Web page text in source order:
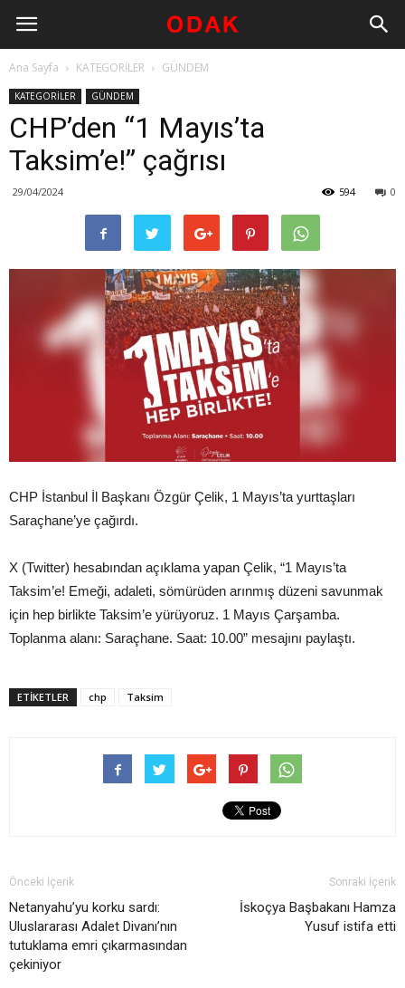
Ana Sayfa KATEGORİLER GÜNDEM
KATEGORİLER GÜNDEM
CHP’den “1 Mayıs’ta
Taksim’e!” çağrısı
29/04/2024 0
594
CHP İstanbul İl Başkanı Özgür Çelik, 1 Mayıs’ta yurttaşları
Saraçhane’ye çağırdı.
X (Twitter) hesabından açıklama yapan Çelik, “1 Mayıs’ta
Taksim’e! Emeği, adaleti, sömürüden arınmış düzeni savunmak
için hep birlikte Taksim’e yürüyoruz. 1 Mayıs Çarşamba.
Toplanma alanı: Saraçhane. Saat: 10.00” mesajını paylaştı.
ETIKETLER chp Taksim
Önceki İçerik
Netanyahu’yu korku sardı:
Uluslararası Adalet Divanı’nın
tutuklama emri çıkarmasından
çekiniyor
Sonraki İçerik
İskoçya Başbakanı Hamza
Yusuf istifa etti